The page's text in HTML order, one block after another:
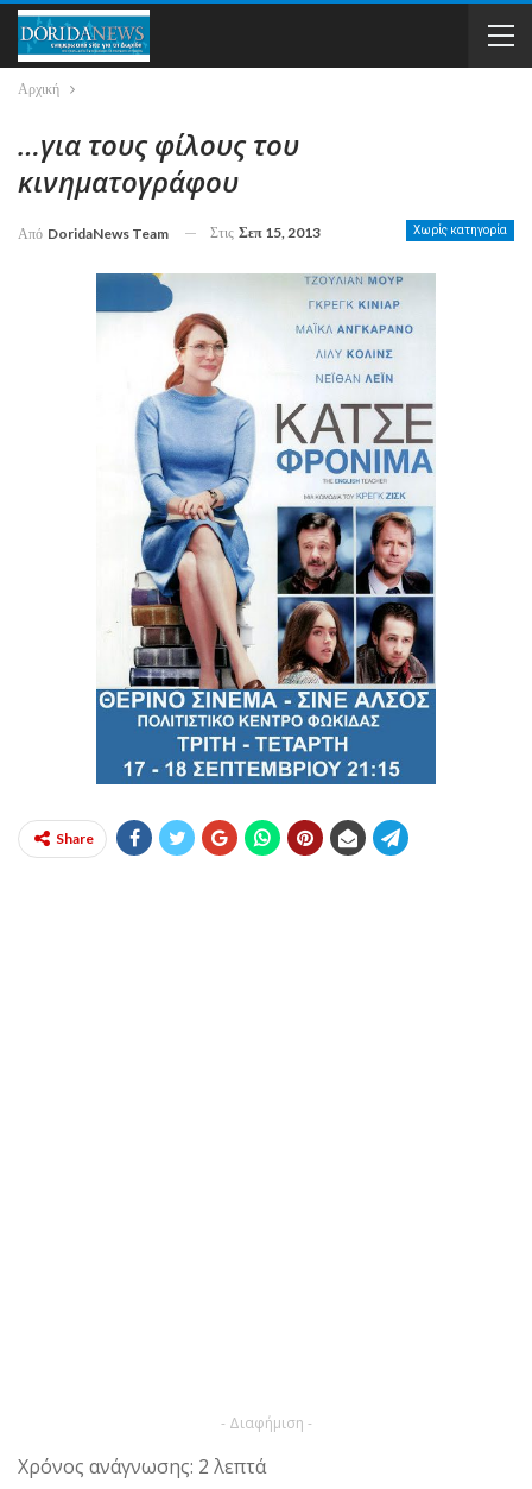
Αρχική
…για τους φίλους του
κινηματογράφου
Χωρίς κατηγορία
Από DoridaNews Team Στις Σεπ 15, 2013
Share
- Διαφήμιση -
Χρόνος ανάγνωσης: 2 λεπτά